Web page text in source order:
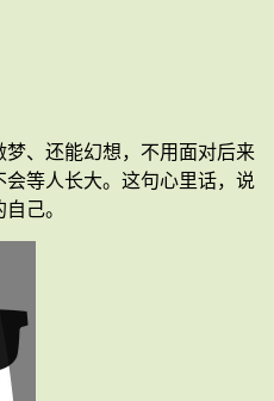
梦、还能幻想，不用面对后来
等人长大。这句心里话，说
己。